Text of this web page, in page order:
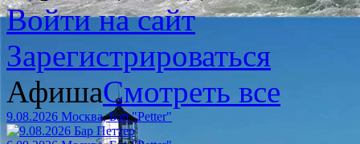
Войти на сайт
Зарегистрироваться
АфишаСмотреть все
9.08.2026 Москва, Бар "Petter"